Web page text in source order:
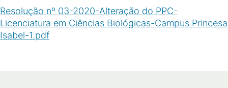
Resolução nº 03-2020-Alteração do PPC-
Licenciatura em Ciências Biológicas-Campus Princesa
Isabel-1.pdf